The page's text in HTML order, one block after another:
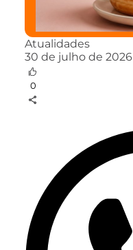
Atualidades
30 de julho de 2026
0